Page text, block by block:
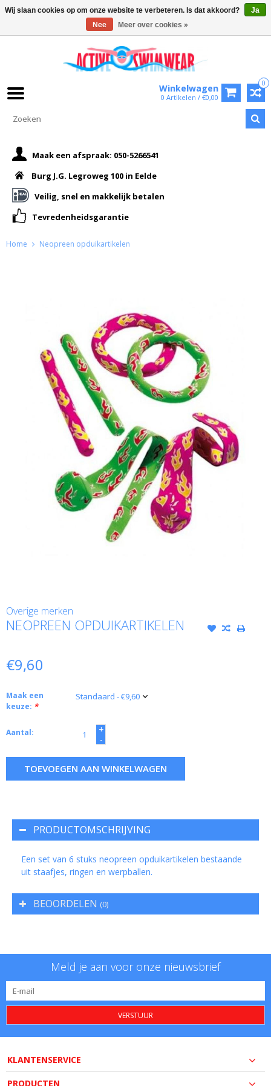
0
Winkelwagen
0 Artikelen / €0,00
Maak een afspraak: 050-5266541
Burg J.G. Legroweg 100 in Eelde
Veilig, snel en makkelijk betalen
Tevredenheidsgarantie
Home Neopreen opduikartikelen
Overige merken
NEOPREEN OPDUIKARTIKELEN
€9,60
Maak een
keuze: *
Aantal:
+
-
TOEVOEGEN AAN WINKELWAGEN
PRODUCTOMSCHRIJVING
Een set van 6 stuks neopreen opduikartikelen bestaande
uit staafjes, ringen en werpballen.
BEOORDELEN (0)
Meld je aan voor onze nieuwsbrief
VERSTUUR
KLANTENSERVICE
PRODUCTEN
Wij slaan cookies op om onze website te verbeteren. Is dat akkoord?
Ja
Nee
Meer over cookies »